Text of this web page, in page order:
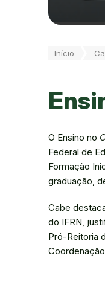
Você está
Início
O Ensino no
Federal de
Formação
graduação,
Cabe
do IFRN,
Pró-Reitoria